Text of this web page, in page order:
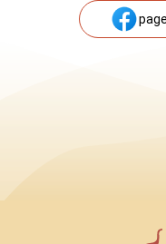
page